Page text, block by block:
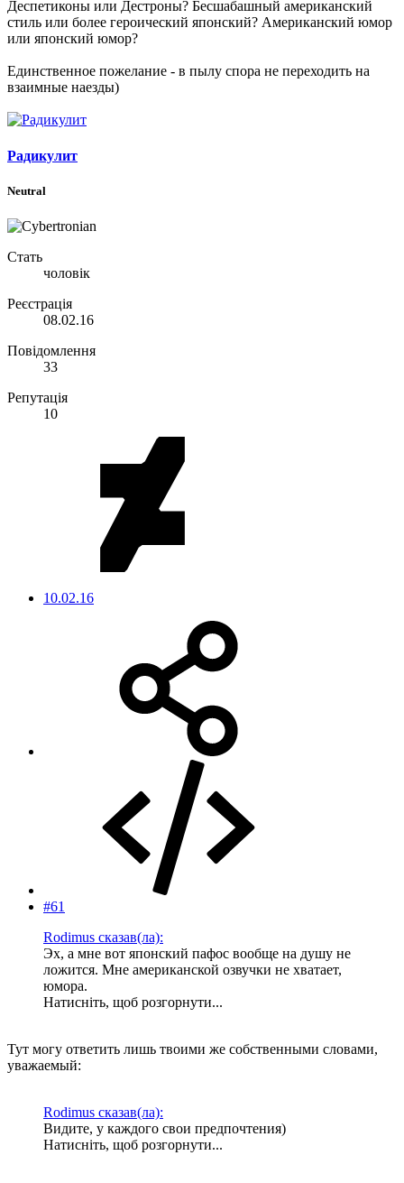
Деспетиконы или Дестроны? Бесшабашный американский
стиль или более героический японский? Американский юмор
или японский юмор?
Единственное пожелание - в пылу спора не переходить на
взаимные наезды)
Радикулит
Neutral
Стать
чоловік
Реєстрація
08.02.16
Повідомлення
33
Репутація
10
10.02.16
#61
Rodimus сказав(ла):
Эх, а мне вот японский пафос вообще на душу не
ложится. Мне американской озвучки не хватает,
юмора.
Натисніть, щоб розгорнути...
Тут могу ответить лишь твоими же собственными словами,
уважаемый:
Rodimus сказав(ла):
Видите, у каждого свои предпочтения)
Натисніть, щоб розгорнути...